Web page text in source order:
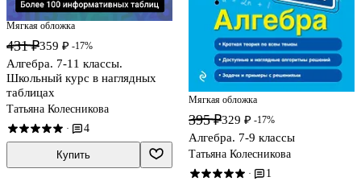
Мягкая обложка
431 ₽359 ₽ -17%
Алгебра. 7-11 классы.
Школьный курс в наглядных
таблицах
Татьяна Колесникова
· 4
Купить
Мягкая обложка
395 ₽329 ₽ -17%
Алгебра. 7-9 классы
Татьяна Колесникова
· 1